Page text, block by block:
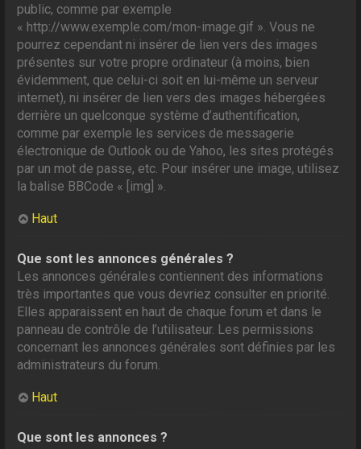
public, comme par exemple
« http://www.exemple.com/mon-image.gif ». Vous ne
pourrez cependant ni insérer de lien vers des images
présentes sur votre propre ordinateur (à moins, bien
évidemment, que celui-ci soit en lui-même un serveur
internet), ni insérer de lien vers des images hébergées
derrière un quelconque système d’authentification,
comme par exemple les services de messagerie
électronique de Outlook ou de Yahoo, les sites protégés
par un mot de passe, etc. Pour insérer une image, utilisez
la balise BBCode « [img] ».
Haut
Que sont les annonces générales ?
Les annonces générales contiennent des informations
très importantes que vous devriez consulter en priorité.
Elles apparaissent en haut de chaque forum et dans le
panneau de contrôle de l’utilisateur. Les permissions
concernant les annonces générales sont définies par les
administrateurs du forum.
Haut
Que sont les annonces ?